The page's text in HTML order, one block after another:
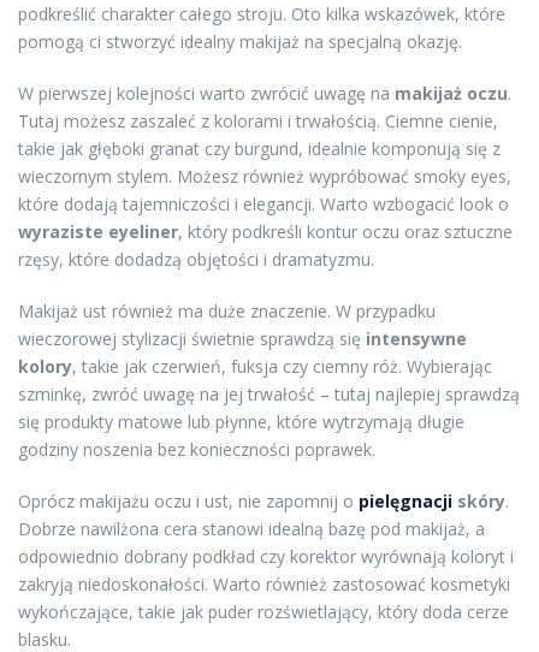
podkreślić charakter całego stroju. Oto kilka wskazówek, które
pomogą ci stworzyć idealny makijaż na specjalną okazję.
W pierwszej kolejności warto zwrócić uwagę na makijaż oczu.
Tutaj możesz zaszaleć z kolorami i trwałością. Ciemne cienie,
takie jak głęboki granat czy burgund, idealnie komponują się z
wieczornym stylem. Możesz również wypróbować smoky eyes,
które dodają tajemniczości i elegancji. Warto wzbogacić look o
wyraziste eyeliner, który podkreśli kontur oczu oraz sztuczne
rzęsy, które dodadzą objętości i dramatyzmu.
Makijaż ust również ma duże znaczenie. W przypadku
wieczorowej stylizacji świetnie sprawdzą się intensywne
kolory, takie jak czerwień, fuksja czy ciemny róż. Wybierając
szminkę, zwróć uwagę na jej trwałość – tutaj najlepiej sprawdzą
się produkty matowe lub płynne, które wytrzymają długie
godziny noszenia bez konieczności poprawek.
Oprócz makijażu oczu i ust, nie zapomnij o pielęgnacji skóry.
Dobrze nawilżona cera stanowi idealną bazę pod makijaż, a
odpowiednio dobrany podkład czy korektor wyrównają koloryt i
zakryją niedoskonałości. Warto również zastosować kosmetyki
wykończające, takie jak puder rozświetlający, który doda cerze
blasku.